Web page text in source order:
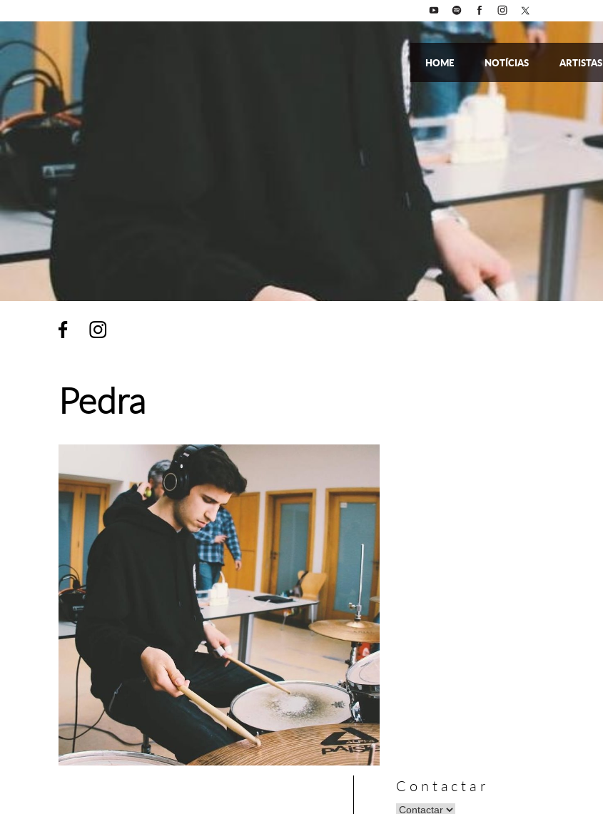
HOME NOTÍCIAS ARTISTAS
Pedra
Contactar